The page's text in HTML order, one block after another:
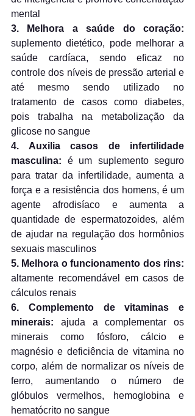
mental
3. Melhora a saúde do coração:
suplemento dietético, pode melhorar a
saúde cardíaca, sendo eficaz no
controle dos níveis de pressão arterial e
até mesmo sendo utilizado no
tratamento de casos como diabetes,
pois trabalha na metabolização da
glicose no sangue
4. Auxilia casos de infertilidade
masculina: é um suplemento seguro
para tratar da infertilidade, aumenta a
força e a resistência dos homens, é um
agente afrodisíaco e aumenta a
quantidade de espermatozoides, além
de ajudar na regulação dos hormônios
sexuais masculinos
5. Melhora o funcionamento dos rins:
altamente recomendável em casos de
cálculos renais
6. Complemento de vitaminas e
minerais: ajuda a complementar os
minerais como fósforo, cálcio e
magnésio e deficiência de vitamina no
corpo, além de normalizar os níveis de
ferro, aumentando o número de
glóbulos vermelhos, hemoglobina e
hematócrito no sangue